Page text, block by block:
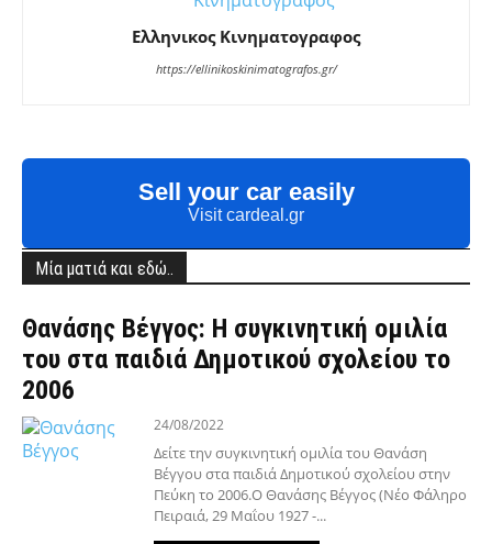
Ελληνικος Κινηματογραφος
https://ellinikoskinimatografos.gr/
Sell your car easily
Visit cardeal.gr
Μία ματιά και εδώ..
Θανάσης Βέγγος: Η συγκινητική ομιλία
του στα παιδιά Δημοτικού σχολείου το
2006
24/08/2022
Δείτε την συγκινητική ομιλία του Θανάση
Βέγγου στα παιδιά Δημοτικού σχολείου στην
Πεύκη το 2006.Ο Θανάσης Βέγγος (Νέο Φάληρο
Πειραιά, 29 Μαΐου 1927 -...